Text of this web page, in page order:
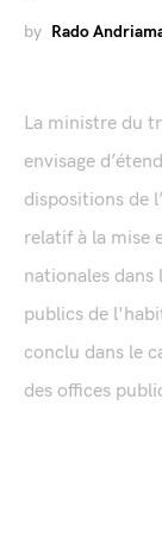
by Rado
La ministre du
envisage
dispositions de
relatif à la mise
nationales dans
publics de
conclu dans le
des offices